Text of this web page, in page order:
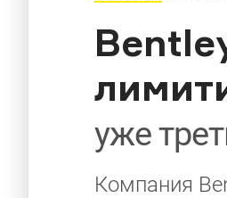
уже
Компания